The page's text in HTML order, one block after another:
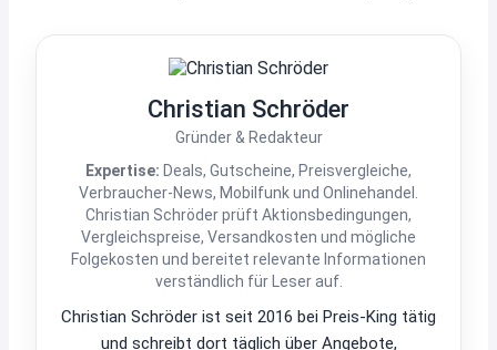
Christian Schröder
Gründer & Redakteur
Expertise: Deals, Gutscheine, Preisvergleiche,
Verbraucher-News, Mobilfunk und Onlinehandel.
Christian Schröder prüft Aktionsbedingungen,
Vergleichspreise, Versandkosten und mögliche
Folgekosten und bereitet relevante Informationen
verständlich für Leser auf.
Christian Schröder ist seit 2016 bei Preis-King tätig
und schreibt dort täglich über Angebote,